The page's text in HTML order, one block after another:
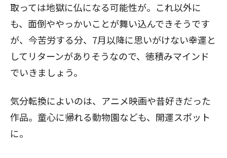
取っては地獄に仏になる可能性が。これ以外に
も、面倒ややっかいことが舞い込んできそうです
が、今苦労する分、7月以降に思いがけない幸運と
してリターンがありそうなので、徳積みマインド
でいきましょう。
気分転換によいのは、アニメ映画や昔好きだった
作品。童心に帰れる動物園なども、開運スポット
に。